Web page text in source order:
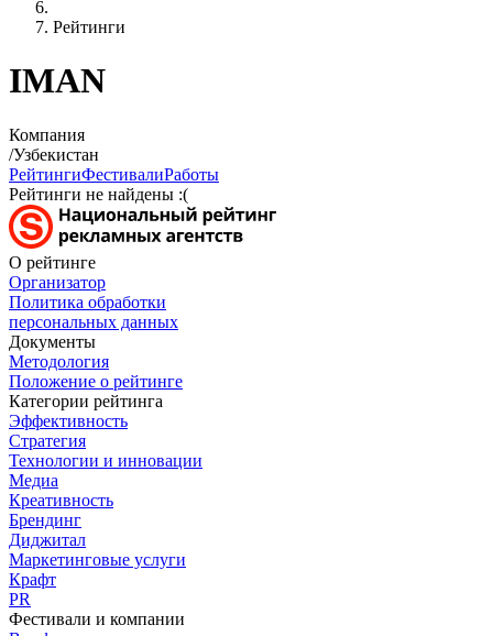
Рейтинги
IMAN
Компания
/Узбекистан
РейтингиФестивалиРаботы
Рейтинги не найдены :(
О рейтинге
Организатор
Политика обработки
персональных данных
Документы
Методология
Положение о рейтинге
Категории рейтинга
Эффективность
Стратегия
Технологии и инновации
Медиа
Креативность
Брендинг
Диджитал
Маркетинговые услуги
Крафт
PR
Фестивали и компании